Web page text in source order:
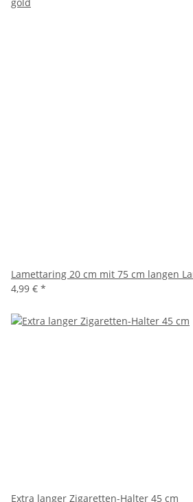
Lamettaring 20 cm mit 75 cm langen
4,99 € *
Extra langer Zigaretten-Halter 45 cm